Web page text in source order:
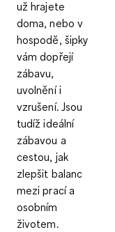
už hrajete
doma, nebo v
hospodě, šipky
vám dopřejí
zábavu,
uvolnění i
vzrušení. Jsou
tudíž ideální
zábavou a
cestou, jak
zlepšit balanc
mezi prací a
osobním
životem.